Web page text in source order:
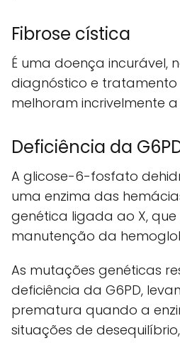
Fibrose cística
É uma doença incurável,
diagnóstico e tratamento
melhoram incrivelmente
Deficiência da
A glicose-6-fosfato
uma enzima das
genética ligada ao X,
manutenção da
As mutações genéticas
deficiência da G6PD,
prematura quando a
situações de